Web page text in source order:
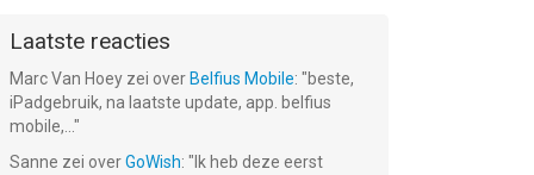
Laatste reacties
Marc Van Hoey zei over Belfius Mobile: "beste,
iPadgebruik, na laatste update, app. belfius
mobile,... "
Sanne zei overGoWish: " Ik heb deze eerst